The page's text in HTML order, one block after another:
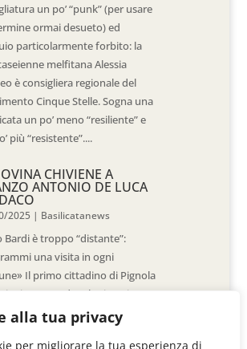
alla tua privacy
per migliorare la tua esperienza di
un po’ “punk” (per usare
ormai desueto) ed
particolarmente forbito: la
melfitana Alessia
è consigliera regionale del
Cinque Stelle. Sogna una
un po’ meno “resiliente” e
più “resistente”....
CHIVIENE A
ANTONIO DE LUCA
2025 | Basilicatanews
Bardi è troppo “distante”:
una visita in ogni
Il primo cittadino di Pignola
invitato a vedere la situazione
ma non è venuto. La
è che -come sindaci-